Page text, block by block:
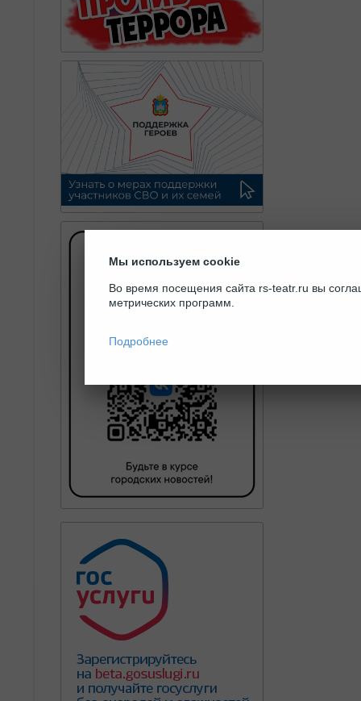
Мы используем cookie
Во время посещения сайта rs-teatr.ru вы
метрических программ.
Подробнее